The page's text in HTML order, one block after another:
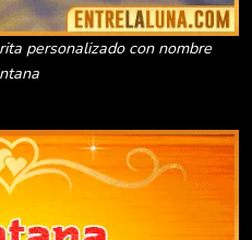
personalizado con nombre